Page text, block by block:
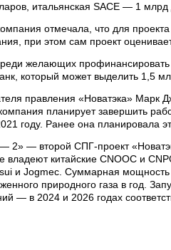
итальянская SACE — 1 млрд
отмечала, что для
при этом сам проект
желающих
который может выделить 1,5
правления «Новатэка» Марк
планирует завершить
году. Ранее она планировала
2» — второй СПГ-проект
владеют китайские CNOOC и
и Jogmec. Суммарная мощность
природного газа в год.
— в 2024 и 2026 годах